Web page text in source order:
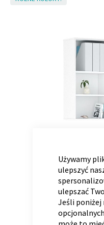
Używamy
ulepszyć
ulepszać
Jeśli poniżej
Wolnostojące
Skandynawskie
Regał
Wszystkie dodatki